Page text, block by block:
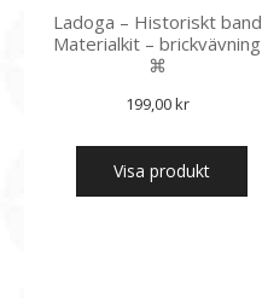
Ladoga – Historiskt band
Materialkit – brickvävning
⌘
199,00kr
Visa produkt